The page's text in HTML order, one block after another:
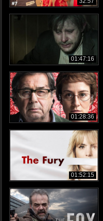
01:47:16
01:28:36
01:52:15